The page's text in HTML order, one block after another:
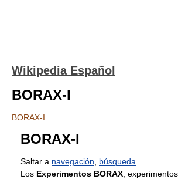
Wikipedia Español
BORAX-I
BORAX-I
BORAX-I
Saltar a navegación
búsqueda
Los Experimentos BORAX ,